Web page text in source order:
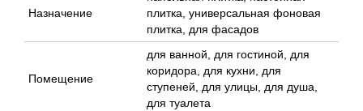
Назначение
плитка, универсальная фоновая
плитка, для фасадов
Помещение
для ванной, для гостиной, для
коридора, для кухни, для
ступеней, для улицы, для душа,
для туалета